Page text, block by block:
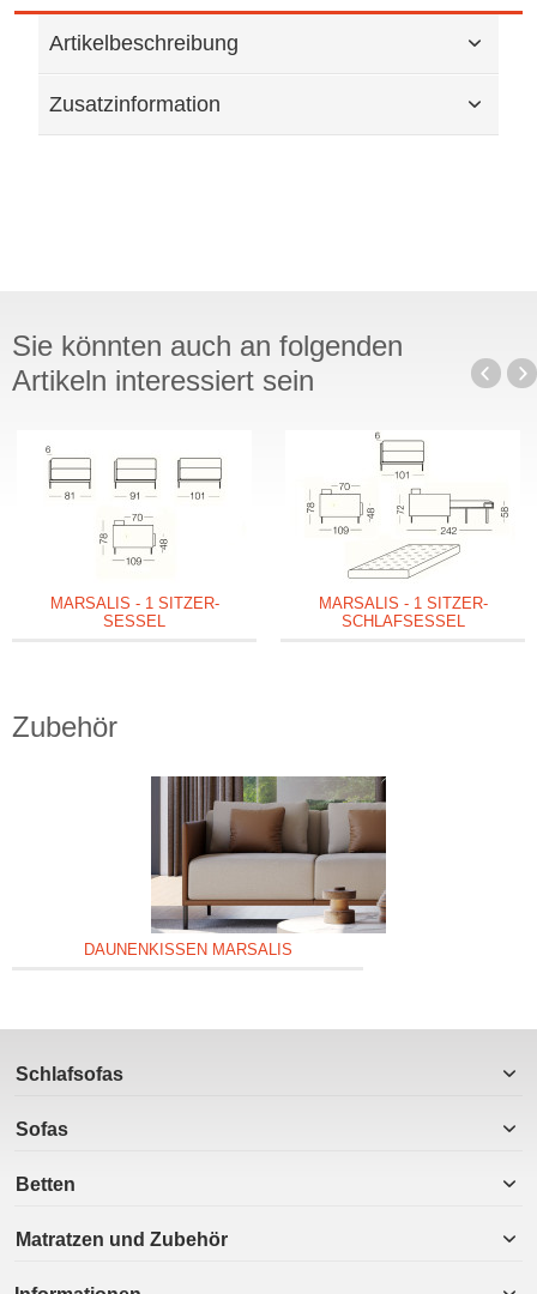
Artikelbeschreibung
Zusatzinformation
Sie könnten auch an folgenden
Artikeln interessiert sein
MARSALIS - 1 SITZER-
SESSEL
MARSALIS - 1 SITZER-
SCHLAFSESSEL
Zubehör
DAUNENKISSEN MARSALIS
Schlafsofas
Sofas
Betten
Matratzen und Zubehör